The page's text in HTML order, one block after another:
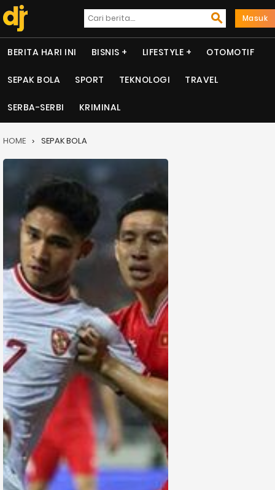
Masuk
BERITA HARI INI BISNIS LIFESTYLE OTOMOTIF
SEPAK BOLA SPORT TEKNOLOGI TRAVEL
SERBA-SERBI KRIMINAL
HOME SEPAK BOLA